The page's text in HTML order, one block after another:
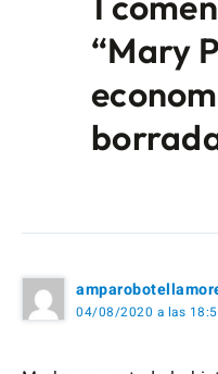
“Mary
04/08/2020 a las